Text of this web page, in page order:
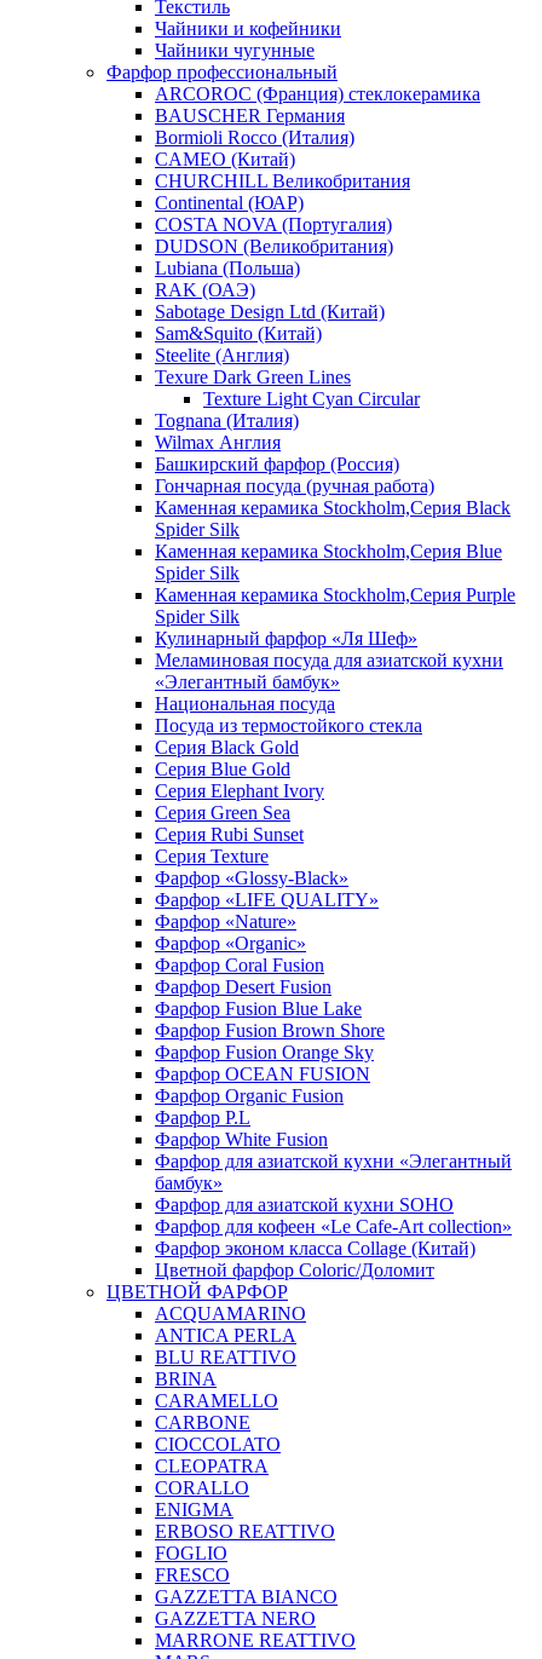
Текстиль
Чайники и кофейники
Чайники чугунные
Фарфор профессиональный
ARCOROC (Франция) стеклокерамика
BAUSCHER Германия
Bormioli Rocco (Италия)
CAMEO (Китай)
CHURCHILL Великобритания
Continental (ЮАР)
COSTA NOVA (Португалия)
DUDSON (Великобритания)
Lubiana (Польша)
RAK (ОАЭ)
Sabotage Design Ltd (Китай)
Sam&Squito (Китай)
Steelite (Англия)
Texure Dark Green Lines
Texture Light Cyan Circular
Tognana (Италия)
Wilmax Англия
Башкирский фарфор (Россия)
Гончарная посуда (ручная работа)
Каменная керамика Stockholm,Серия Black
Spider Silk
Каменная керамика Stockholm,Серия Blue
Spider Silk
Каменная керамика Stockholm,Серия Purple
Spider Silk
Кулинарный фарфор «Ля Шеф»
Меламиновая посуда для азиатской кухни
«Элегантный бамбук»
Национальная посуда
Посуда из термостойкого стекла
Серия Black Gold
Серия Blue Gold
Серия Elephant Ivory
Серия Green Sea
Серия Rubi Sunset
Серия Texture
Фарфор «Glossy-Black»
Фарфор «LIFE QUALITY»
Фарфор «Nature»
Фарфор «Organic»
Фарфор Coral Fusion
Фарфор Desert Fusion
Фарфор Fusion Blue Lake
Фарфор Fusion Brown Shore
Фарфор Fusion Orange Sky
Фарфор OCEAN FUSION
Фарфор Organic Fusion
Фарфор P.L
Фарфор White Fusion
Фарфор для азиатской кухни «Элегантный
бамбук»
Фарфор для азиатской кухни SOHO
Фарфор для кофеен «Le Cafe-Art collection»
Фарфор эконом класса Collage (Китай)
Цветной фарфор Coloric/Доломит
ЦВЕТНОЙ ФАРФОР
ACQUAMARINO
ANTICA PERLA
BLU REATTIVO
BRINA
CARAMELLO
CARBONE
CIOCCOLATO
CLEOPATRA
CORALLO
ENIGMA
ERBOSO REATTIVO
FOGLIO
FRESCO
GAZZETTA BIANCO
GAZZETTA NERO
MARRONE REATTIVO